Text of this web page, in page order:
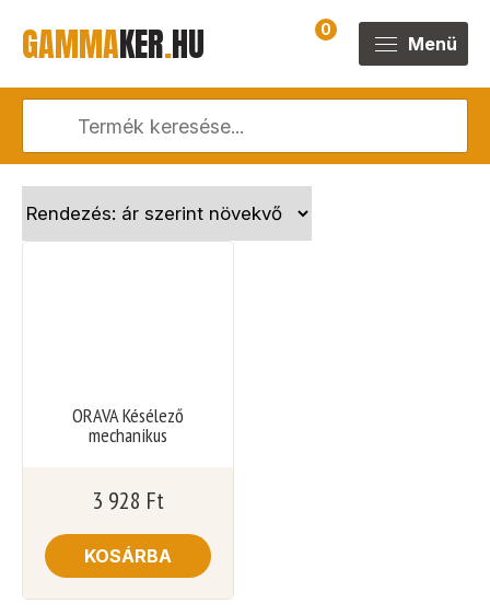
GAMMAKER.HU 0
Menü
ORAVA Késélező
mechanikus
3 928 Ft
KOSÁRBA